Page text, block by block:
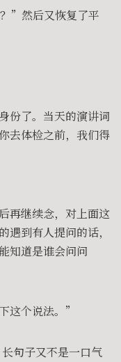
”然后又恢复了平
份了。当天的演讲词
去体检之前，我们得
再继续念，对上面这
到有人提问的话，
知道是谁会问问
这个说法。”
句子又不是一口气